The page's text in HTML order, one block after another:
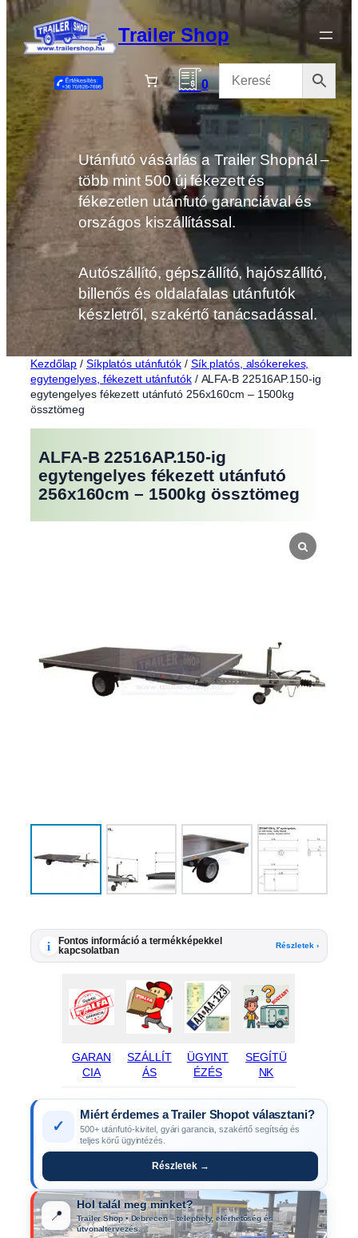
Ugrás
a
tartalomhoz
Trailer Shop
0
Utánfutó vásárlás a Trailer Shopnál –
több mint 500 új fékezett és
fékezetlen utánfutó garanciával és
országos kiszállítással.
Autószállító, gépszállító, hajószállító,
billenős és oldalafalas utánfutók
készletről, szakértő tanácsadással.
Kezdőlap / Síkplatós utánfutók / Sík platós, alsókerekes,
egytengelyes, fékezett utánfutók/ ALFA-B 22516AP.150-ig
egytengelyes fékezett utánfutó 256x160cm – 1500kg
össztömeg
ALFA-B 22516AP.150-ig
egytengelyes fékezett utánfutó
256x160cm – 1500kg össztömeg
i
Fontos információ a termékképekkel
kapcsolatban
Részletek ›
GARAN
CIA
SZÁLLÍT
ÁS
ÜGYINT
ÉZÉS
SEGÍTÜ
NK
✓
Miért érdemes a Trailer Shopot választani?
500+ utánfutó-kivitel, gyári garancia, szakértő segítség és
teljes körű ügyintézés.
Részletek →
📍
Hol talál meg minket?
Trailer Shop • Debrecen – telephely, elérhetőség és
útvonaltervezés.